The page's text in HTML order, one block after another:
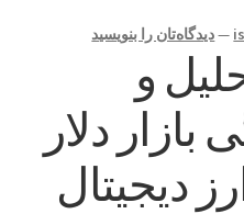
—دیدگاه‌تان را بنویسید
08-20 تحلیل و
دلار
دیجیتال